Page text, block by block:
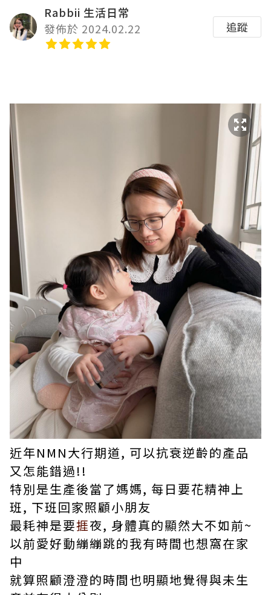
Rabbii 生活日常
發佈於 2024.02.22
追蹤
近年NMN大行期道, 可以抗衰逆齡的產品
又怎能錯過!!
特別是生產後當了媽媽, 每日要花精神上
班, 下班回家照顧小朋友
最耗神是要捱夜, 身體真的顯然大不如前~
以前愛好動繃繃跳的我有時間也想窩在家
中
就算照顧澄澄的時間也明顯地覺得與未生